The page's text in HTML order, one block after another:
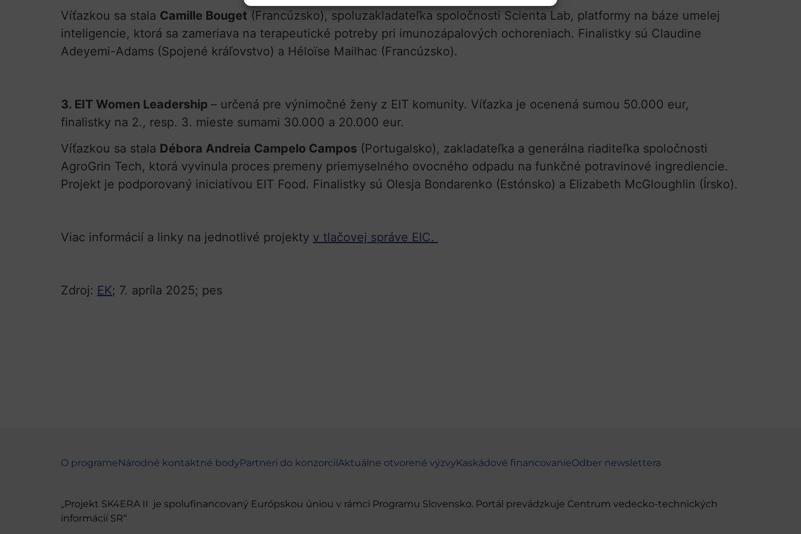
Víťazkou sa stala Camille Bouget (Francúzsko), spoluzakladateľka spoločnosti Scienta Lab, platformy na báze umelej
inteligencie, ktorá sa zameriava na terapeutické potreby pri imunozápalových ochoreniach. Finalistky sú Claudine
Adeyemi-Adams (Spojené kráľovstvo) a Héloïse Mailhac (Francúzsko).
3. EIT Women Leadership – určená pre výnimočné ženy z EIT komunity. Víťazka je ocenená sumou 50.000 eur,
finalistky na 2., resp. 3. mieste sumami 30.000 a 20.000 eur.
Víťazkou sa stala Débora Andreia Campelo Campos (Portugalsko), zakladateľka a generálna riaditeľka spoločnosti
AgroGrin Tech, ktorá vyvinula proces premeny priemyselného ovocného odpadu na funkčné potravinové ingrediencie.
Projekt je podporovaný iniciatívou EIT Food. Finalistky sú Olesja Bondarenko (Estónsko) a Elizabeth McGloughlin (Írsko).
Viac informácií a linky na jednotlivé projekty v tlačovej správe EIC.
Zdroj: EK; 7. apríla 2025; pes
O programeNárodné kontaktné bodyPartneri do konzorciíAktuálne otvorené výzvyKaskádové financovanieOdber newslettera
„Projekt SK4ERA II je spolufinancovaný Európskou úniou v rámci Programu Slovensko. Portál prevádzkuje Centrum vedecko-technických
informácií SR“